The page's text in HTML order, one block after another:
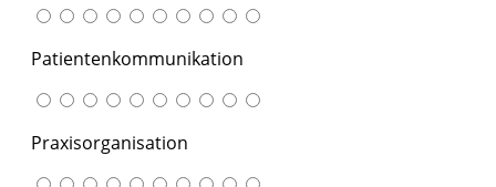
Patientenkommunikation
Praxisorganisation